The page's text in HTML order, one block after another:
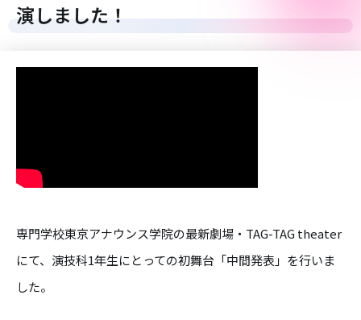
演しました！
専門学校東京アナウンス学院の最新劇場・TAG-TAG theater
にて、演技科1年生にとっての初舞台「中間発表」を行いま
した。